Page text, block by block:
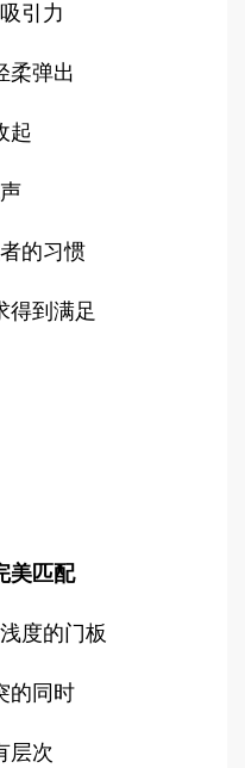
引力
柔弹出
起
的习惯
得到满足
美匹配
度的门板
的同时
层次